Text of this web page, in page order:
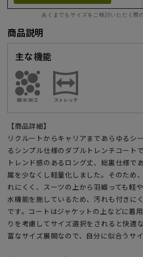
あくまでもサイズをご検討いただく際
商品説明
主な機能
【商品詳細】
リクルートからキャリアまであらゆるシ
るシンプル仕様のダブルトレンチコートで
トレンド感のあるロング丈、総裏仕様で
属を少なくし軽量化しました。そのため
れにくく、スーツの上から羽織っても軽
水機能を施しているため、汚れも付きに
です。コートはジャケットの上などに着
りを考慮してサイズ選択をされると快適
富なサイズ展開なので、自分に似合うサイ